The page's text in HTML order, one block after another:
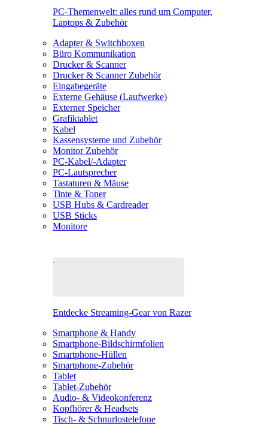
PC-Themenwelt: alles rund um Computer,
Laptops & Zubehör
Adapter & Switchboxen
Büro Kommunikation
Drucker & Scanner
Drucker & Scanner Zubehör
Eingabegeräte
Externe Gehäuse (Laufwerke)
Externer Speicher
Grafiktablet
Kabel
Kassensysteme und Zubehör
Monitor Zubehör
PC-Kabel/-Adapter
PC-Lautsprecher
Tastaturen & Mäuse
Tinte & Toner
USB Hubs & Cardreader
USB Sticks
Monitore
Entdecke Streaming-Gear von Razer
Smartphone & Handy
Smartphone-Bildschirmfolien
Smartphone-Hüllen
Smartphone-Zubehör
Tablet
Tablet-Zubehör
Audio- & Videokonferenz
Kopfhörer & Headsets
Tisch- & Schnurlostelefone